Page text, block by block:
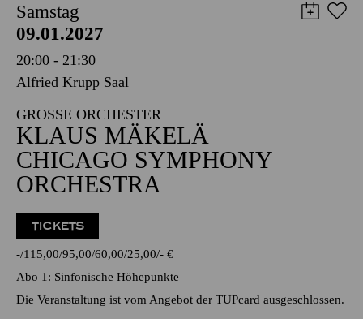
Samstag
09.01.2027
20:00 - 21:30
Alfried Krupp Saal
GROSSE ORCHESTER
KLAUS MÄKELÄ
CHICAGO SYMPHONY
ORCHESTRA
TICKETS
- 115,00 95,00 60,00 25,00 - €
Abo 1: Sinfonische Höhepunkte
Die Veranstaltung ist vom Angebot der TUPcard ausgeschlossen.